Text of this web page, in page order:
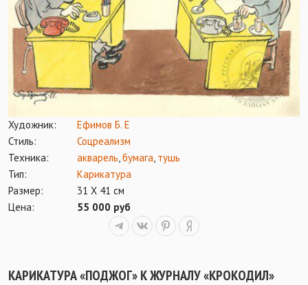
Художник:
Ефимов Б. Е
Стиль:
Соцреализм
Техника:
акварель,бумага, тушь
Тип:
Карикатура
Размер:
31 Х 41 см
Цена:
55 000 руб
КАРИКАТУРА «ПОДЖОГ» К ЖУРНАЛУ «КРОКОДИЛ»